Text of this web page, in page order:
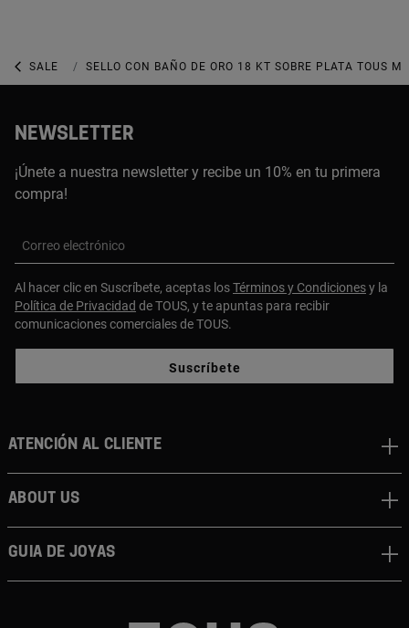
SALE SALE JOYERÍA
SELLO CON BAÑO DE ORO 18 KT SOBRE PLATA TOUS
NEWSLETTER
¡Únete a nuestra newsletter y recibe un 10% en tu primera
compra!
Correo electrónico
Al hacer clic en Suscríbete, aceptas losTérminos y Condicionesy la
Política de Privacidad de TOUS, y te apuntas para recibir
comunicaciones comerciales de TOUS.
Suscríbete
Atención al cliente
About us
Guia de joyas